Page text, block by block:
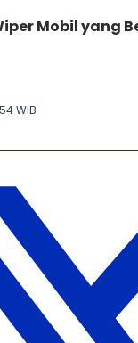
Mobil yang
WIB